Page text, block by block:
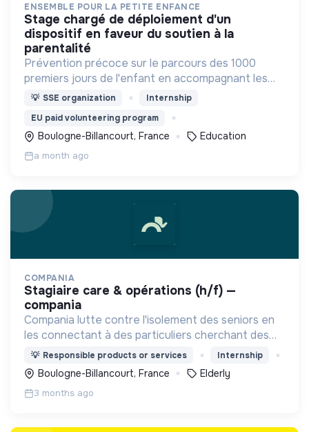
ENSEMBLE POUR LA PETITE ENFANCE
stage chargé de déploiement d'un
dispositif en faveur du soutien à la
parentalité
Prévention précoce sur le parcours des 1000
premiers jours de l'enfant en accompagnant les
professionnels et parents pour développer des
pratiques éducatives favorables au
développement de l'enfant.
💡 SSE organization
Internship
EU paid volunteering program
Boulogne-Billancourt, France Education
a month ago
COMPANIA
stagiaire care & opérations (h/f) —
compania
Compania lutte contre l'isolement des seniors en
les connectant à des particuliers cherchant des
services du quotidien. Une plateforme qui recrée
du lien intergénérationnel à chaque mission.
💡 Responsible products or services Internship
Boulogne-Billancourt, France Elderly
3 months ago